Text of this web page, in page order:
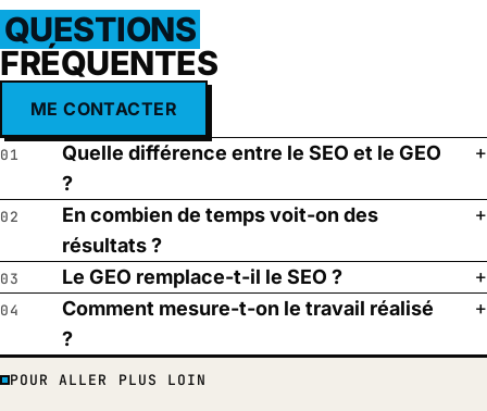
QUESTIONS
FRÉQUENTES
ME CONTACTER
01
Quelle différence entre le SEO et le GEO
?
02
En combien de temps voit-on des
résultats ?
03 Le GEO remplace-t-il le SEO ?
04
Comment mesure-t-on le travail réalisé
?
POUR ALLER PLUS LOIN